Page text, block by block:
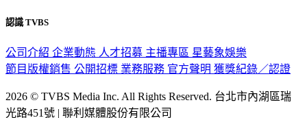
認識 TVBS
公司介紹 企業動態 人才招募 主播專區 星藝象娛樂
節目版權銷售 公開招標 業務服務 官方聲明 獲獎紀錄／認證
2026 © TVBS Media Inc. All Rights Reserved. 台北市內湖區瑞
光路451號 | 聯利媒體股份有限公司